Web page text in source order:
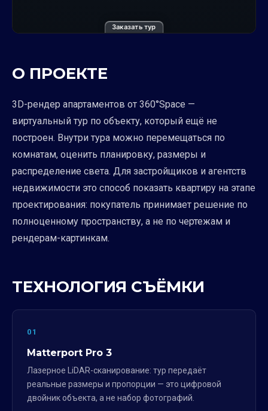
Заказать тур
О ПРОЕКТЕ
3D-рендер апартаментов от 360°Space —
виртуальный тур по объекту, который ещё не
построен. Внутри тура можно перемещаться по
комнатам, оценить планировку, размеры и
распределение света. Для застройщиков и агентств
недвижимости это способ показать квартиру на этапе
проектирования: покупатель принимает решение по
полноценному пространству, а не по чертежам и
рендерам-картинкам.
ТЕХНОЛОГИЯ СЪЁМКИ
01
Matterport Pro 3
Лазерное LiDAR-сканирование: тур передаёт
реальные размеры и пропорции — это цифровой
двойник объекта, а не набор фотографий.